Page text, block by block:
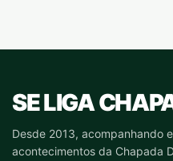
SE LIGA
Desde 2013, acompanhando
acontecimentos da Chapada